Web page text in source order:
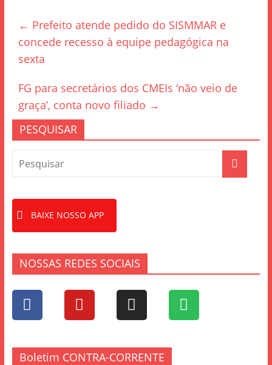
b
o
o
k
← Prefeito atende pedido do SISMMAR e
concede recesso à equipe pedagógica na
sexta
FG para secretários dos CMEIs ‘não veio de
graça’, conta novo filiado →
PESQUISAR
BAIXE NOSSO APP
NOSSAS REDES SOCIAIS
Boletim CONTRA-CORRENTE